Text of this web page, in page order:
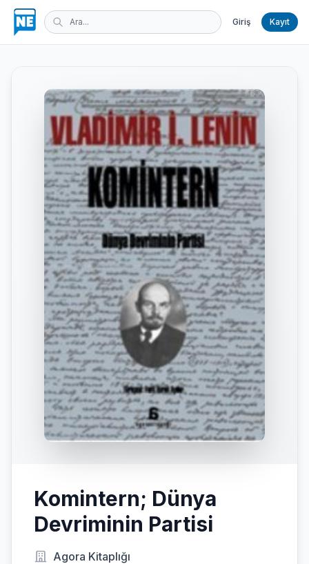
Giriş Kayıt
Komintern; Dünya
Devriminin Partisi
Agora Kitaplığı